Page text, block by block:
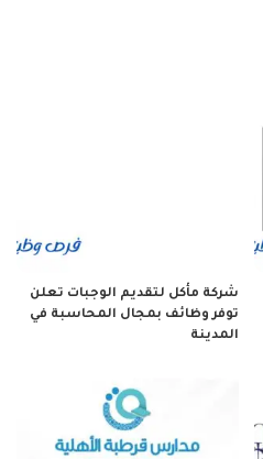
شركة مأكل لتقديم الوجبات تعلن
توفر وظائف بمجال المحاسبة في
المدينة